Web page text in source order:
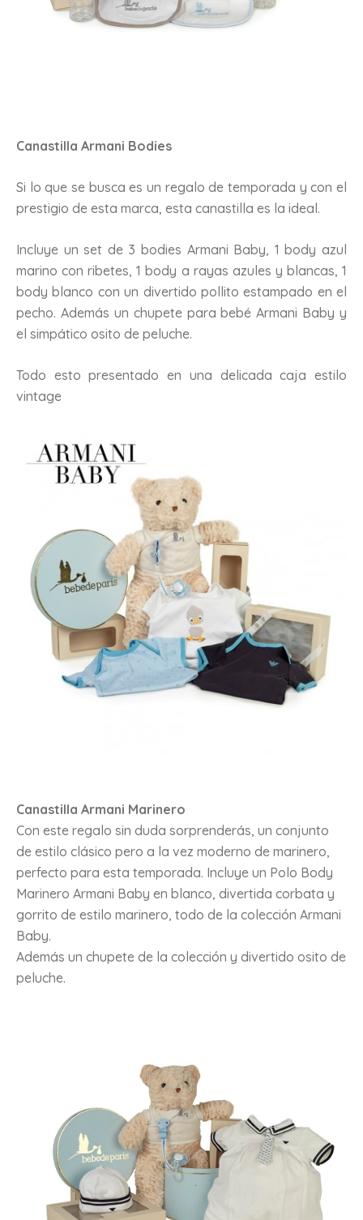
Canastilla Armani Bodies
Si lo que se busca es un regalo de temporada y con el
prestigio de esta marca, esta canastilla es la ideal.
Incluye un set de 3 bodies Armani Baby, 1 body azul
marino con ribetes, 1 body a rayas azules y blancas, 1
body blanco con un divertido pollito estampado en el
pecho. Además un chupete para bebé Armani Baby y
el simpático osito de peluche.
Todo esto presentado en una delicada caja estilo
vintage
Canastilla Armani Marinero
Con este regalo sin duda sorprenderás, un conjunto
de estilo clásico pero a la vez moderno de marinero,
perfecto para esta temporada. Incluye un Polo Body
Marinero Armani Baby en blanco, divertida corbata y
gorrito de estilo marinero, todo de la colección Armani
Baby.
Además un chupete de la colección y divertido osito de
peluche.